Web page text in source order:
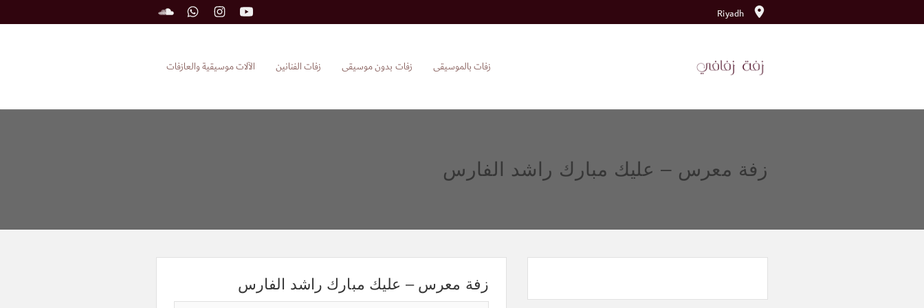
Riyadh
زفات بالموسيقى زفات بدون موسيقى زفات الفنانين الآلات موسيقية والعازفات
زفة معرس – عليك مبارك راشد الفارس
زفة معرس – عليك مبارك راشد الفارس